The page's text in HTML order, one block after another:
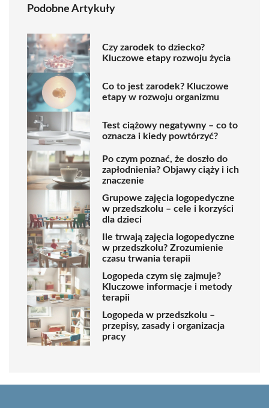
Podobne Artykuły
Czy zarodek to dziecko?
Kluczowe etapy rozwoju życia
Co to jest zarodek? Kluczowe
etapy w rozwoju organizmu
Test ciążowy negatywny – co to
oznacza i kiedy powtórzyć?
Po czym poznać, że doszło do
zapłodnienia? Objawy ciąży i ich
znaczenie
Grupowe zajęcia logopedyczne
w przedszkolu – cele i korzyści
dla dzieci
Ile trwają zajęcia logopedyczne
w przedszkolu? Zrozumienie
czasu trwania terapii
Logopeda czym się zajmuje?
Kluczowe informacje i metody
terapii
Logopeda w przedszkolu –
przepisy, zasady i organizacja
pracy